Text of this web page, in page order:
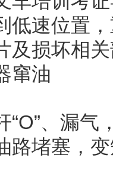
低速位置
及损坏相
窜油
“O”、漏
路堵塞，